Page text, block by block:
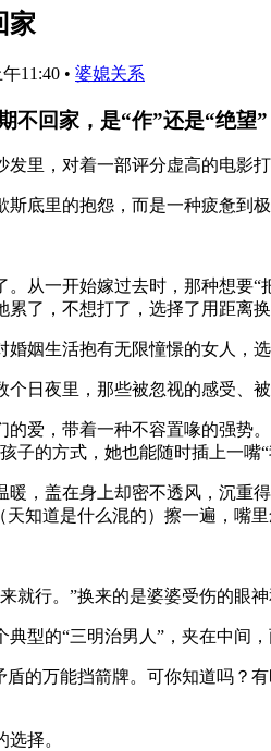
家
11:40 • 婆媳关系
不回家，是“作”还是“绝望
里，对着一部评分虚高的电影
斯底里的抱怨，而是一种疲惫到
从一开始嫁过去时，那种想要
了，不想打了，选择了用距离换
姻生活抱有无限憧憬的女人，
日夜里，那些被忽视的感受、
爱，带着一种不容置喙的强势
子的方式，她也能随时插上一嘴
，盖在身上却密不透风，沉重
知道是什么混的）擦一遍，嘴
就行。”换来的是婆婆受伤的眼
型的“三明治男人”，夹在中间
盾的万能挡箭牌。可你知道吗？
择。